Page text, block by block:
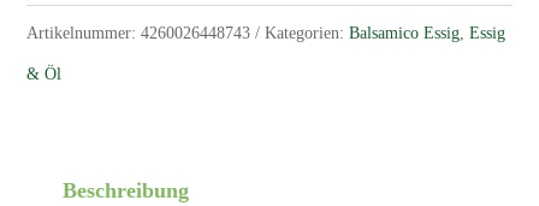
Artikelnummer:4260026448743 Kategorien:Balsamico Essig,Essig
& Öl
Beschreibung